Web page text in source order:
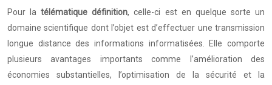
Pour latélématique définition, celle-ci est en quelque sorte un
domaine scientifique dont l’objet est d’effectuer une transmission
longue distance des informations informatisées. Elle comporte
plusieurs avantages importants comme l’amélioration des
économies substantielles, l’optimisation de la sécurité et la